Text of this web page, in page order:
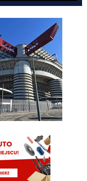
2,5 mln € rocznie.
preferuje Juventus.
€. Juve chce się